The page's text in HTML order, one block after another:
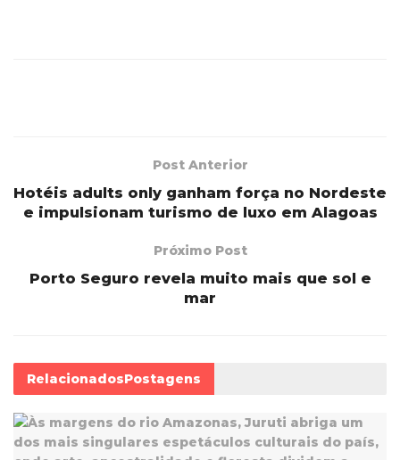
Post Anterior
Hotéis adults only ganham força no Nordeste
e impulsionam turismo de luxo em Alagoas
Próximo Post
Porto Seguro revela muito mais que sol e
mar
RelacionadosPostagens